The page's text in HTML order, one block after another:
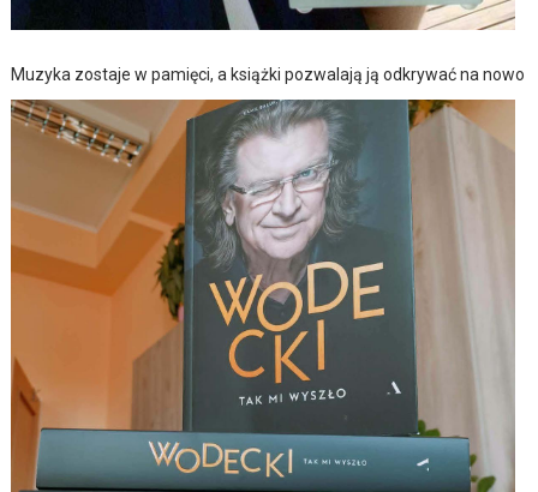
Muzyka zostaje w pamięci, a książki pozwalają ją odkrywać na nowo